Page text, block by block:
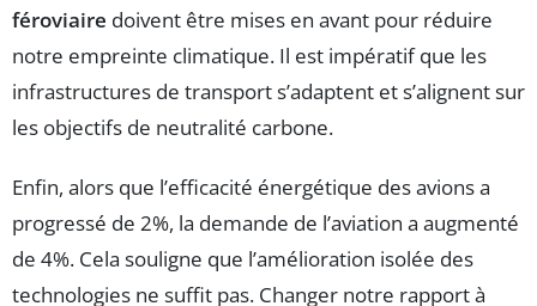
féroviaire doivent être mises en avant pour réduire
notre empreinte climatique. Il est impératif que les
infrastructures de transport s’adaptent et s’alignent sur
les objectifs de neutralité carbone.
Enfin, alors que l’efficacité énergétique des avions a
progressé de 2%, la demande de l’aviation a augmenté
de 4%. Cela souligne que l’amélioration isolée des
technologies ne suffit pas. Changer notre rapport à